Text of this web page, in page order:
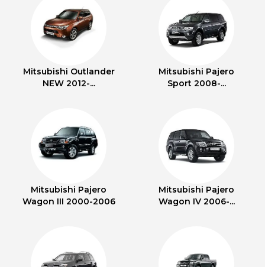
Mitsubishi Outlander
NEW 2012-...
Mitsubishi Pajero
Sport 2008-...
Mitsubishi Pajero
Wagon III 2000-2006
Mitsubishi Pajero
Wagon IV 2006-...